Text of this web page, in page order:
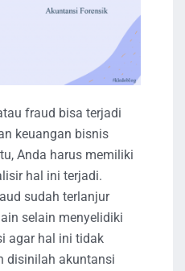
fraud bisa terjadi
keuangan bisnis
Anda harus memiliki
hal ini terjadi.
sudah terlanjur
selain menyelidiki
agar hal ini tidak
disinilah akuntansi